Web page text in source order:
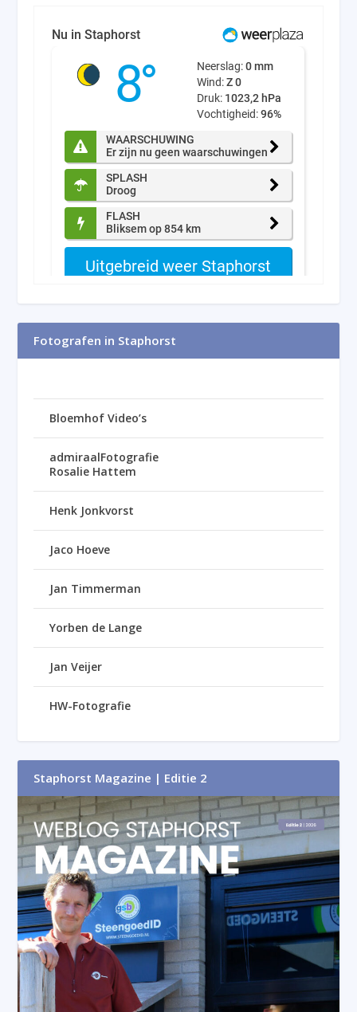
Fotografen in Staphorst
Bloemhof Video’s
admiraalFotografie
Rosalie Hattem
Henk Jonkvorst
Jaco Hoeve
Jan Timmerman
Yorben de Lange
Jan Veijer
HW-Fotografie
Staphorst Magazine | Editie 2